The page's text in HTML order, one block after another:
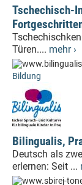
Tschechisch-
Türen.... mehr ›
Bildung
Bilingualis,
Deutsch als
erlernen: Seit ...